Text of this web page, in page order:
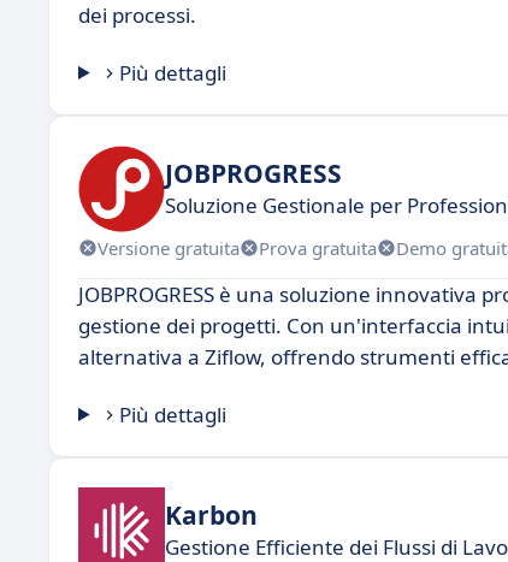
dei processi.
Più dettagli
JOBPROGRESS
Soluzione Gestionale per
Versione gratuita Prova gratuita Demo
JOBPROGRESS è una soluzione
gestione dei progetti. Con un'interfaccia
alternativa a Ziflow, offrendo strumenti
Più dettagli
Karbon
Gestione Efficiente dei Flussi di